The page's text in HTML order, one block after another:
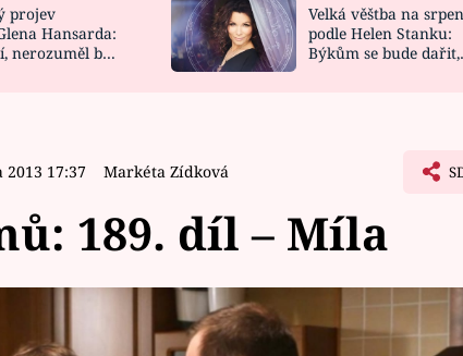
NOVINKY
VIDEORECEPTY
projev
Hansarda:
nerozuměl by
Velká věštba na srpen
podle Helen Stanku:
Býkům se bude dařit,
2013 17:37 Markéta Zídková
189. díl – Míla